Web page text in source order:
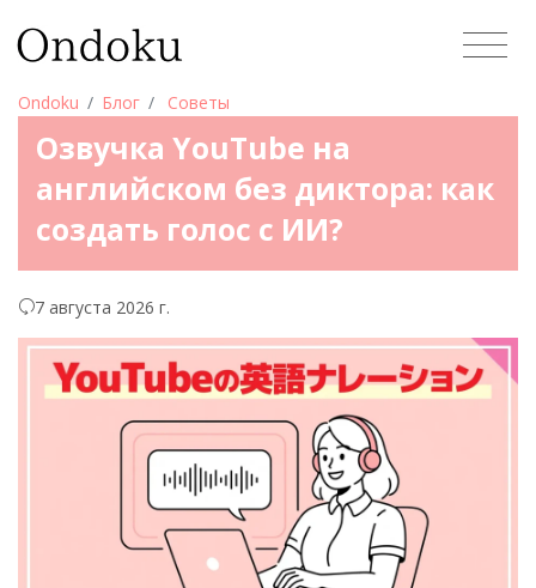
Ondoku Блог Советы
Озвучка YouTube на
английском без диктора: как
создать голос с ИИ?
7 августа 2026 г.